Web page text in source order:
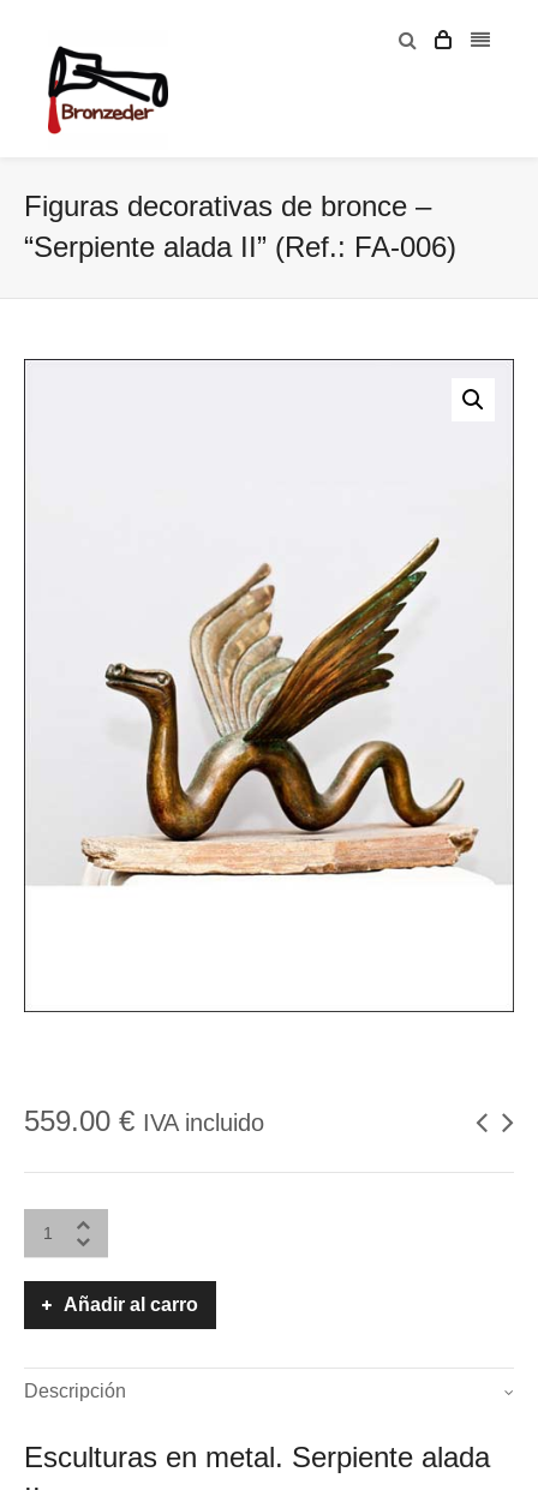
Figuras decorativas de bronce –
“Serpiente alada II” (Ref.: FA-006)
559.00 € IVA incluido
Añadir al carro
Descripción
Esculturas en metal. Serpiente alada